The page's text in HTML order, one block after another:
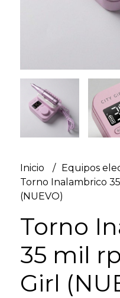
Inicio
Equipos
Torno Inalambrico
(NUEVO)
Torno
35 mil
Girl